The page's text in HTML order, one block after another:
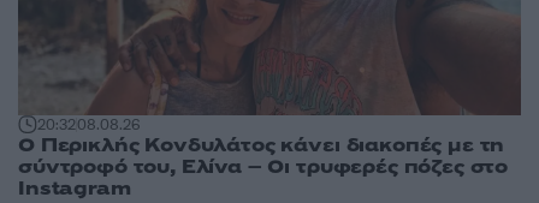
20:3208.08.26
Ο Περικλής Κονδυλάτος κάνει διακοπές με τη
σύντροφό του, Ελίνα – Οι τρυφερές πόζες στο
Instagram